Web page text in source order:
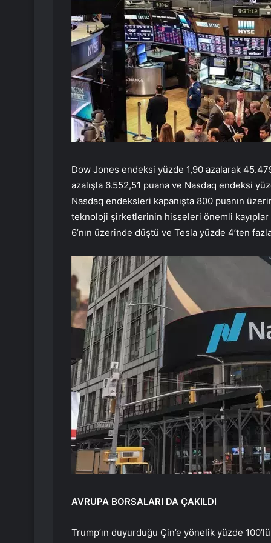
Dow Jones endeksi yüzde 1,90 azalarak
azalışla 6.552,51 puana ve Nasdaq endeksi
Nasdaq endeksleri kapanışta 800 puanın
teknoloji şirketlerinin hisseleri önemli kayıplar
6’nın üzerinde düştü ve Tesla yüzde 4’ten
AVRUPA BORSALARI DA ÇAKILDI
Trump’ın duyurduğu Çin’e yönelik yüzde